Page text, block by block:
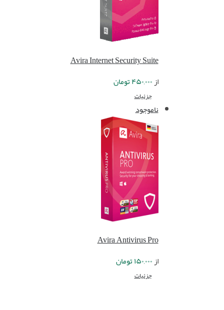
Avira Internet Security Suite
از۴۵۰,۰۰۰تومان
جزئیات
ناموجود
Avira Antivirus Pro
از۱۵۰,۰۰۰تومان
جزئیات